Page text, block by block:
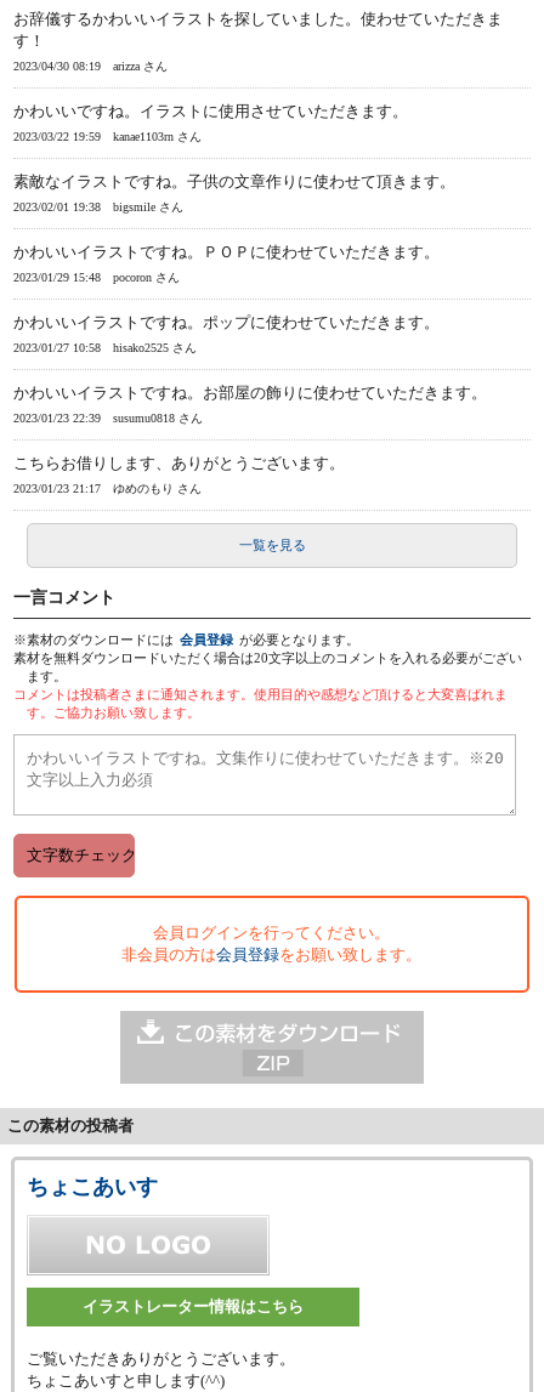
お辞儀するかわいいイラストを探していました。使わせていただきま
す！
2023/04/30 08:19 arizza さん
かわいいですね。イラストに使用させていただきます。
2023/03/22 19:59 kanae1103rn さん
素敵なイラストですね。子供の文章作りに使わせて頂きます。
2023/02/01 19:38 bigsmile さん
かわいいイラストですね。ＰＯＰに使わせていただきます。
2023/01/29 15:48 pocoron さん
かわいいイラストですね。ポップに使わせていただきます。
2023/01/27 10:58 hisako2525 さん
かわいいイラストですね。お部屋の飾りに使わせていただきます。
2023/01/23 22:39 susumu0818 さん
こちらお借りします、ありがとうございます。
2023/01/23 21:17 ゆめのもり さん
一覧を見る
一言コメント
※素材のダウンロードには 会員登録 が必要となります。
素材を無料ダウンロードいただく場合は20文字以上のコメントを入れる必要がござい
ます。
コメントは投稿者さまに通知されます。使用目的や感想など頂けると大変喜ばれま
す。ご協力お願い致します。
会員ログインを行ってください。
非会員の方は会員登録をお願い致します。
この素材の投稿者
ちょこあいす
イラストレーター情報はこちら
ご覧いただきありがとうございます。
ちょこあいすと申します(^^)